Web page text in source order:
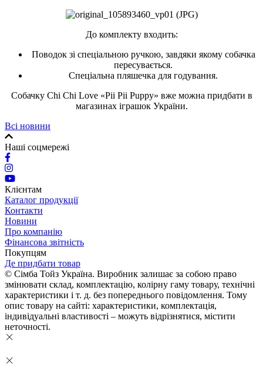
До комплекту входить:
Поводок зі спеціальною ручкою, завдяки якому собачка
пересувається.
Спеціальна пляшечка для годування.
Собачку Chi Chi Love «Pii Pii Puppy» вже можна придбати в
магазинах іграшок України.
Всі новини
Наші соцмережі
Клієнтам
Каталог продукції
Контакти
Новини
Про компанію
Фінансова звітність
Покупцям
Де придбати товар
© Сімба Тойз Україна. Виробник залишає за собою право
змінювати склад, комплектацію, колірну гаму товару, технічні
характеристики і т. д. без попереднього повідомлення. Тому
опис товару на сайті: характеристики, комплектація,
індивідуальні властивості – можуть відрізнятися, містити
неточності.